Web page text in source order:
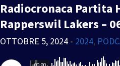
Radiocronaca Partita
Rapperswil Lakers –
OTTOBRE 5, 2024 • 2024,